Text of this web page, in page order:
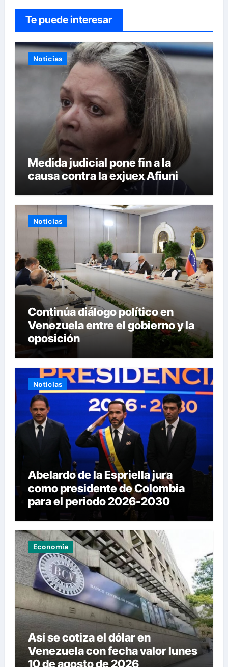
Te puede interesar
Noticias
Medida judicial pone fin a la
causa contra la exjuex Afiuni
Noticias
Continúa diálogo político en
Venezuela entre el gobierno y la
oposición
Noticias
Abelardo de la Espriella jura
como presidente de Colombia
para el periodo 2026-2030
Economía
Así se cotiza el dólar en
Venezuela con fecha valor lunes
10 de agosto de 2026